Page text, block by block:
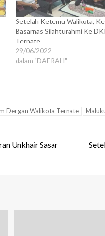
Setelah Ketemu Walikota,
Basarnas Silahturahmi Ke
Ternate
29/06/2022
dalam "DAERAH"
Dengan Walikota Ternate
Unkhair Sasar